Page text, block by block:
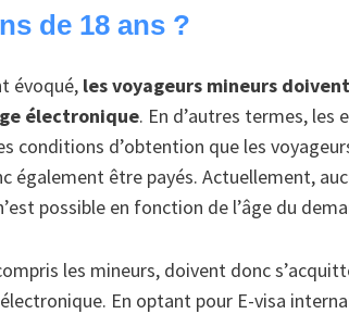
de 18 ans ?
évoqué, les voyageurs mineurs
électronique. En d’autres termes, les
conditions d’obtention que les
également être payés. Actuellement,
possible en fonction de l’âge du
les mineurs, doivent donc
En optant pour E-visa